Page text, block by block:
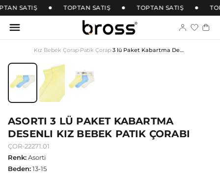
SATIŞ TOPTAN SATIŞ TOPTAN SATIŞ
Kız Bebek Çorap›Patik Çorap› 3 lü Paket Kabartma Desenli Kız Bebek Patik Çorabı
ASORTI 3 LÜ PAKET KABARTMA
DESENLI KIZ BEBEK PATIK ÇORABI
ÇOR-22271.01
Renk:Asorti
Beden:13-15